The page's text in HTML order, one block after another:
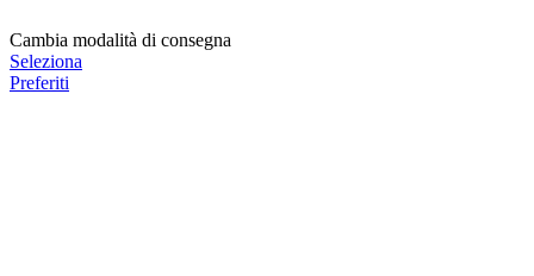
Cambia modalità di consegna
Seleziona
Preferiti